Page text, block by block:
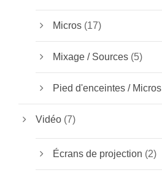
Micros (17)
Mixage / Sources (5)
Pied d'enceintes / Micros
Vidéo (7)
Écrans de projection (2)